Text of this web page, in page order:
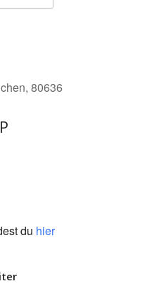
80636
du hier